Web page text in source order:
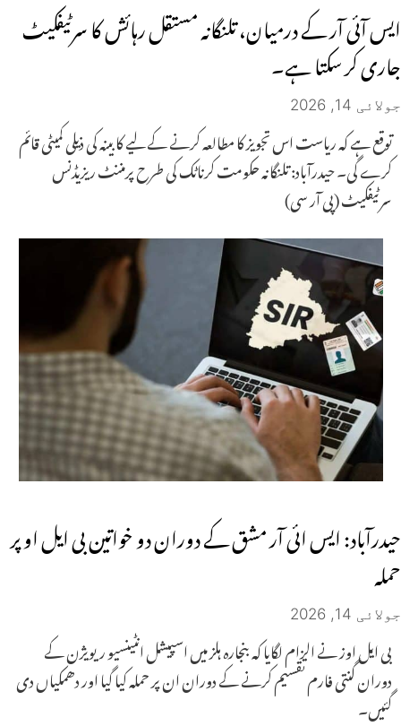
ایس آئی آر کے درمیان، تلنگانہ مستقل رہائش کا سرٹیفکیٹ
جاری کر سکتا ہے۔
جولائی 14, 2026
توقع ہے کہ ریاست اس تجویز کا مطالعہ کرنے کے لیے کابینہ کی ذیلی کمیٹی قائم
کرے گی۔ حیدرآباد: تلنگانہ حکومت کرناٹک کی طرح پرمننٹ ریزیڈنس
سرٹیفکیٹ (پی آر سی)
حیدرآباد: ایس ائی آر مشق کے دوران دو خواتین بی ایل او پر
حملہ
جولائی 14, 2026
بی ایل اوز نے الزام لگایا کہ بنجارہ ہلز میں اسپیشل انٹینسیو ریویژن کے
دوران گنتی فارم تقسیم کرنے کے دوران ان پر حملہ کیا گیا اور دھمکیاں دی
گئیں۔